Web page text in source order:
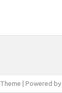
Theme | Powered by